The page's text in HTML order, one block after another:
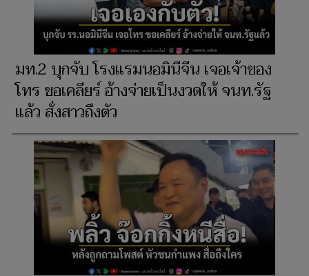
มท.2 บุกจับ โรงแรมนอมินีจีน เจอเจ้าของ
โทร ขอเคลียร์ อ้างจ่ายเป็นงวดให้ จนท.รัฐ
แล้ว สั่งสาวถึงตัว